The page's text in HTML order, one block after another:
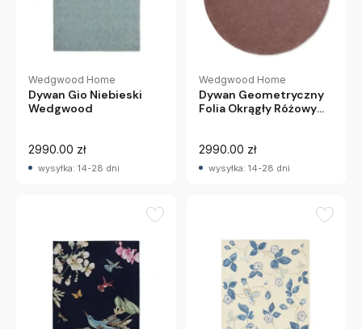
Wedgwood Home
Dywan Gio Niebieski
Wedgwood
2990.00 zł
wysyłka: 14-28 dni
Wedgwood Home
Dywan Geometryczny
Folia Okrągły Różowy
2990.00 zł
wysyłka: 14-28 dni